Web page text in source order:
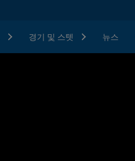
경기 및 스텟 뉴스